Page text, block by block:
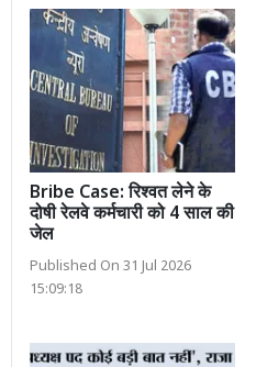
Bribe Case: रिश्वत लेने के
दोषी रेलवे कर्मचारी को 4 साल की
जेल
Published On 31 Jul 2026
15:09:18